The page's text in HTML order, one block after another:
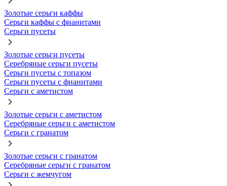
Золотые серьги каффы
Серьги каффы с фианитами
Серьги пусеты
Золотые серьги пусеты
Серебряные серьги пусеты
Серьги пусеты с топазом
Серьги пусеты с фианитами
Серьги с аметистом
Золотые серьги с аметистом
Серебряные серьги с аметистом
Серьги с гранатом
Золотые серьги с гранатом
Серебряные серьги с гранатом
Серьги с жемчугом